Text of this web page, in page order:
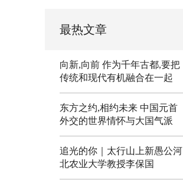
最热文章
向新,向前 作为千年古都,要把
传统和现代有机融合在一起
东方之约,相约未来 中国元首
外交的世界情怀与大国气派
追光的你｜太行山上新愚公河
北农业大学教授李保国